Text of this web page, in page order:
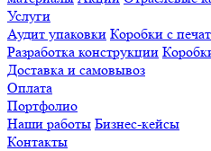
Услуги
Аудит упаковки Коробки с
Разработка конструкции
Доставка и самовывоз
Оплата
Портфолио
Наши работы Бизнес-кейсы
Контакты